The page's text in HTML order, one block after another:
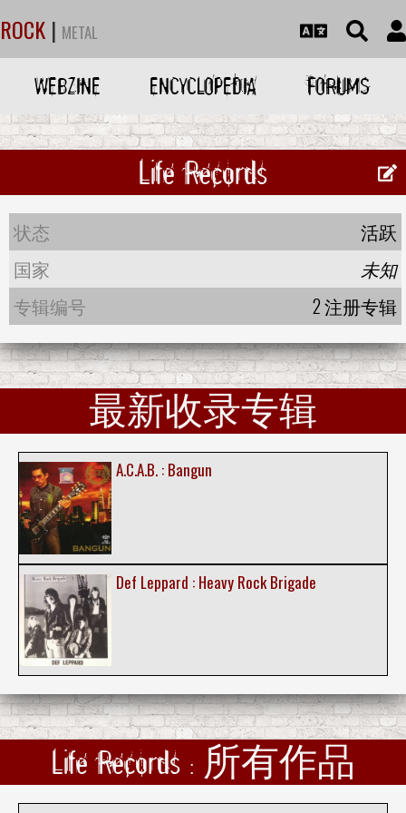
ROCK | METAL
WEBZINE ENCYCLOPEDIA FORUMS
Life Records
状态
活跃
国家
未知
专辑编号
2 注册专辑
最新收录专辑
A.C.A.B. : Bangun
Def Leppard : Heavy Rock Brigade
Life Records : 所有作品